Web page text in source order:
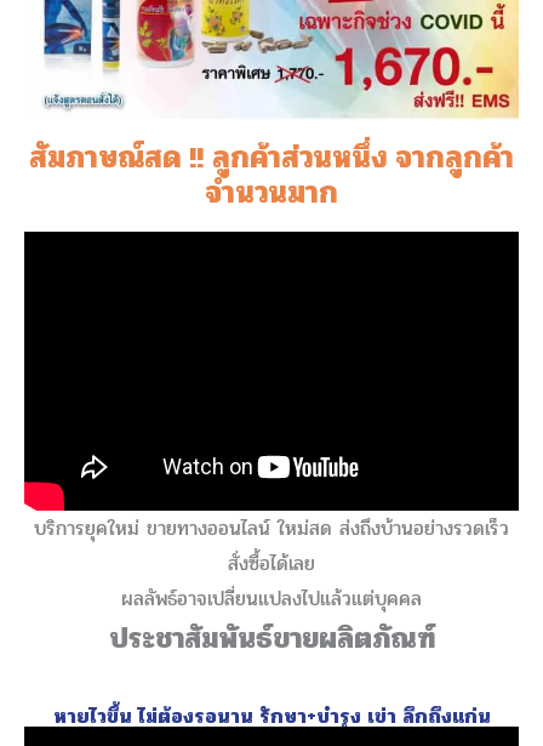
สัมภาษณ์สด !! ลูกค้าส่วนหนึ่ง จากลูกค้า
จำนวนมาก
บริการยุคใหม่ ขายทางออนไลน์ ใหม่สด ส่งถึงบ้านอย่างรวดเร็ว
สั่งซื้อได้เลย
ผลลัพธ์อาจเปลี่ยนแปลงไปแล้วแต่บุคคล
ประชาสัมพันธ์ขายผลิตภัณฑ์
หายไวขึ้น ไม่ต้องรอนาน รักษา+บำรุง เข่า ลึกถึงแก่น